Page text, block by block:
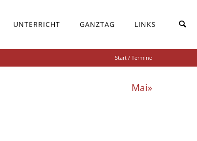
UNTERRICHT GANZTAG LINKS
Start / Termine
Mai»